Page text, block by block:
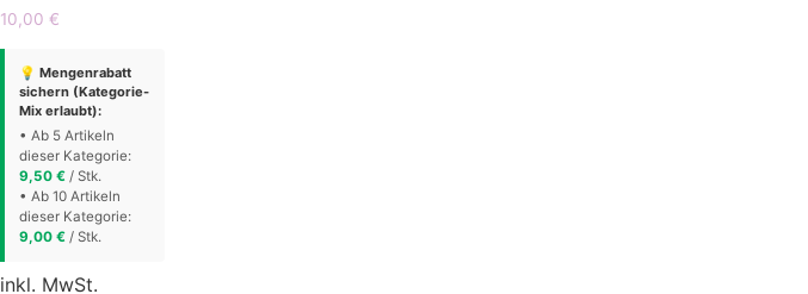
10,00 €
💡 Mengenrabatt
sichern (Kategorie-
Mix erlaubt):
• Ab 5 Artikeln
dieser Kategorie:
9,50 € / Stk.
• Ab 10 Artikeln
dieser Kategorie:
9,00 € / Stk.
inkl. MwSt.